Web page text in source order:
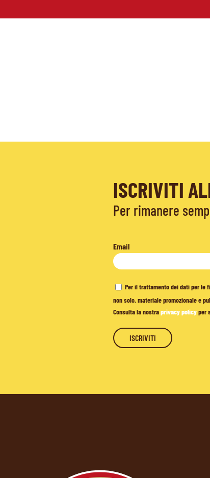
ISCRIVITI
Per rimanere
Email
Per il trattamento dei dati per le
non solo, materiale promozionale e
Consulta la nostraprivacy policyper